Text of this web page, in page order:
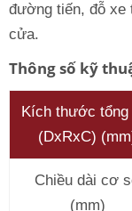
đường tiến, đỗ xe
cửa.
Thông số kỹ
Kích thước tổng
(DxRxC)
Chiều dài cơ
(mm)